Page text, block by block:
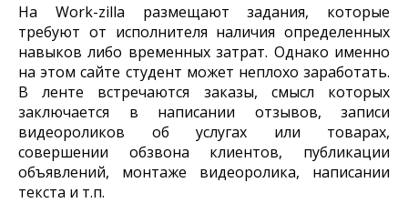
На Work-zilla размещают задания, которые
требуют от исполнителя наличия определенных
навыков либо временных затрат. Однако именно
на этом сайте студент может неплохо заработать.
В ленте встречаются заказы, смысл которых
заключается в написании отзывов, записи
видеороликов об услугах или товарах,
совершении обзвона клиентов, публикации
объявлений, монтаже видеоролика, написании
текста и т.п.